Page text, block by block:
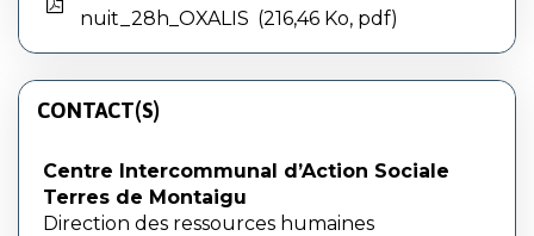
nuit_28h_OXALIS
216,46 Ko, pdf
CONTACT(S)
Centre Intercommunal d’Action Sociale
Terres de Montaigu
Direction des ressources humaines